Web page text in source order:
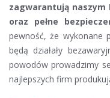
zagwarantują
oraz pełne
pewność, że wykonane
będą działały
powodów prowadzimy
najlepszych firm